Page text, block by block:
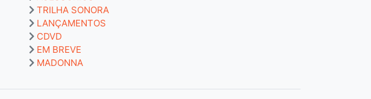
TRILHA SONORA
LANÇAMENTOS
CDVD
EM BREVE
MADONNA